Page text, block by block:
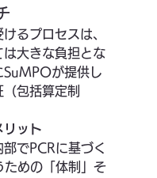
るプロセスは、
大きな負担とな
SuMPOが提供し
包括算定制
リット
でPCRに基づく
ための「体制」そ